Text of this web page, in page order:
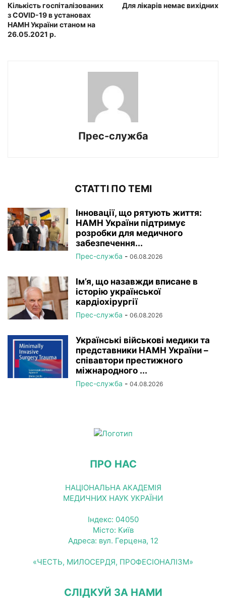
Кількість госпіталізованих
з COVID-19 в установах
НАМН України станом на
26.05.2021 р.
Для лікарів немає вихідних
Прес-служба
СТАТТІ ПО ТЕМІ
Інновації, що рятують життя:
НАМН України підтримує
розробки для медичного
забезпечення...
Прес-служба - 06.08.2026
Ім’я, що назавжди вписане в
історію української
кардіохірургії
Прес-служба - 06.08.2026
Українські військові медики та
представники НАМН України –
співавтори престижного
міжнародного ...
Прес-служба - 04.08.2026
ПРО НАС
НАЦІОНАЛЬНА АКАДЕМІЯ
МЕДИЧНИХ НАУК УКРАЇНИ
Індекс: 04050
Місто: Київ
Адреса: вул. Герцена, 12
«ЧЕСТЬ, МИЛОСЕРДЯ, ПРОФЕСІОНАЛІЗМ»
СЛІДКУЙ ЗА НАМИ